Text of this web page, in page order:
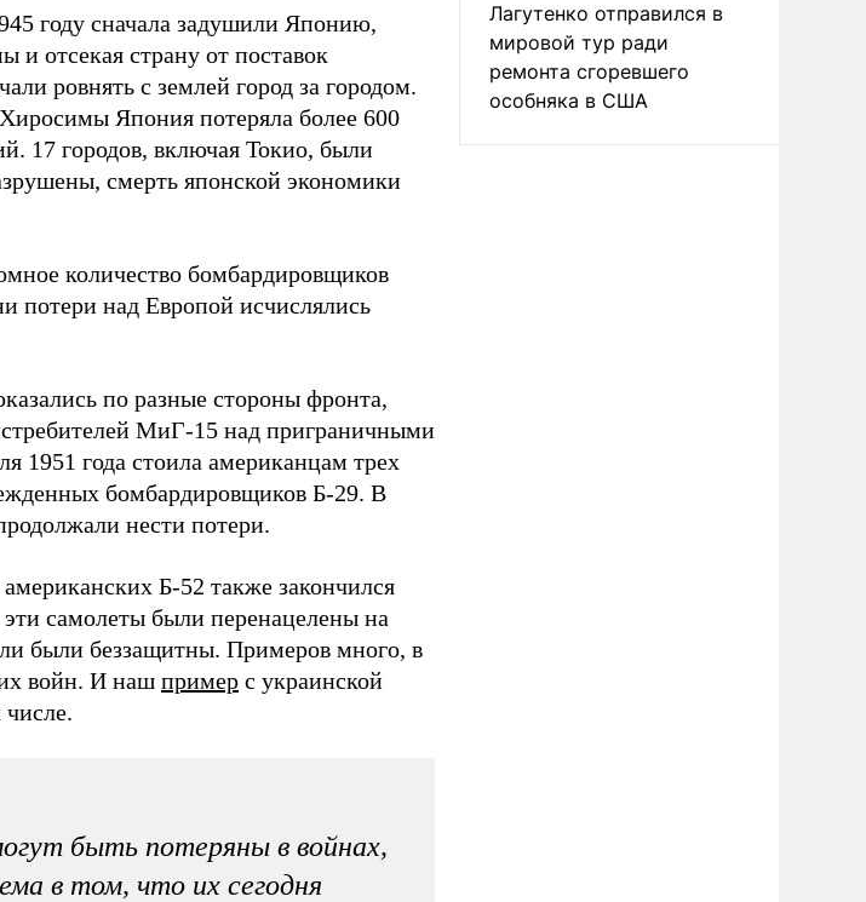
году сначала задушили Японию,
и отсекая страну от поставок
ровнять с землей город за городом.
Япония потеряла более 600
17 городов, включая Токио, были
смерть японской экономики
количество бомбардировщиков
потери над Европой исчислялись
по разные стороны фронта,
МиГ-15 над приграничными
1951 года стоила американцам трех
бомбардировщиков Б-29. В
нести потери.
Б-52 также закончился
самолеты были перенацелены на
были беззащитны. Примеров много, в
войн. И наш пример с украинской
числе.
быть потеряны в войнах,
в том, что их сегодня
Лагутенко отправился в
мировой тур ради
ремонта сгоревшего
особняка в США